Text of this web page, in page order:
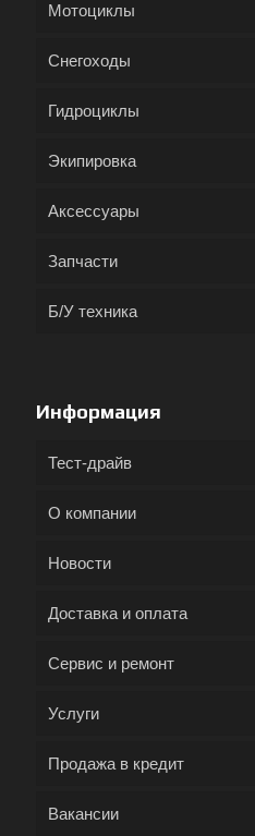
Мотоциклы
Снегоходы
Гидроциклы
Экипировка
Аксессуары
Запчасти
Б/У техника
Информация
Тест-драйв
О компании
Новости
Доставка и оплата
Сервис и ремонт
Услуги
Продажа в кредит
Вакансии